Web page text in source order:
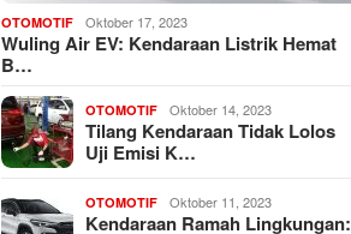
OTOMOTIF Oktober 17, 2023
Wuling Air EV: Kendaraan Listrik Hemat
B…
OTOMOTIF Oktober 14, 2023
Tilang Kendaraan Tidak Lolos
Uji Emisi K…
OTOMOTIF Oktober 11, 2023
Kendaraan Ramah Lingkungan: